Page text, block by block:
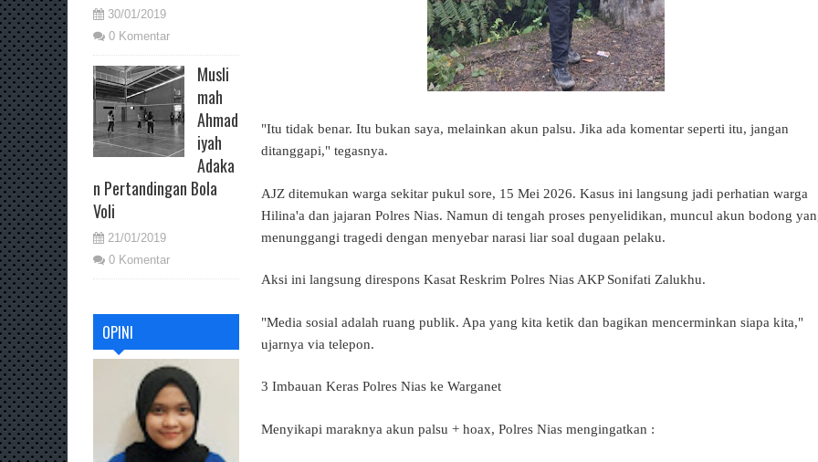
30/01/2019
0 Komentar
Musli
mah
Ahmad
iyah
Adaka
n Pertandingan Bola
Voli
21/01/2019
0 Komentar
OPINI
"Itu tidak benar. Itu bukan saya, melainkan akun palsu. Jika ada komentar seperti itu, jangan
ditanggapi," tegasnya.
AJZ ditemukan warga sekitar pukul sore, 15 Mei 2026. Kasus ini langsung jadi perhatian warga
Hilina'a dan jajaran Polres Nias. Namun di tengah proses penyelidikan, muncul akun bodong
menunggangi tragedi dengan menyebar narasi liar soal dugaan pelaku.
Aksi ini langsung direspons Kasat Reskrim Polres Nias AKP Sonifati Zalukhu.
"Media sosial adalah ruang publik. Apa yang kita ketik dan bagikan mencerminkan siapa kita,"
ujarnya via telepon.
3 Imbauan Keras Polres Nias ke Warganet
Menyikapi maraknya akun palsu + hoax, Polres Nias mengingatkan :